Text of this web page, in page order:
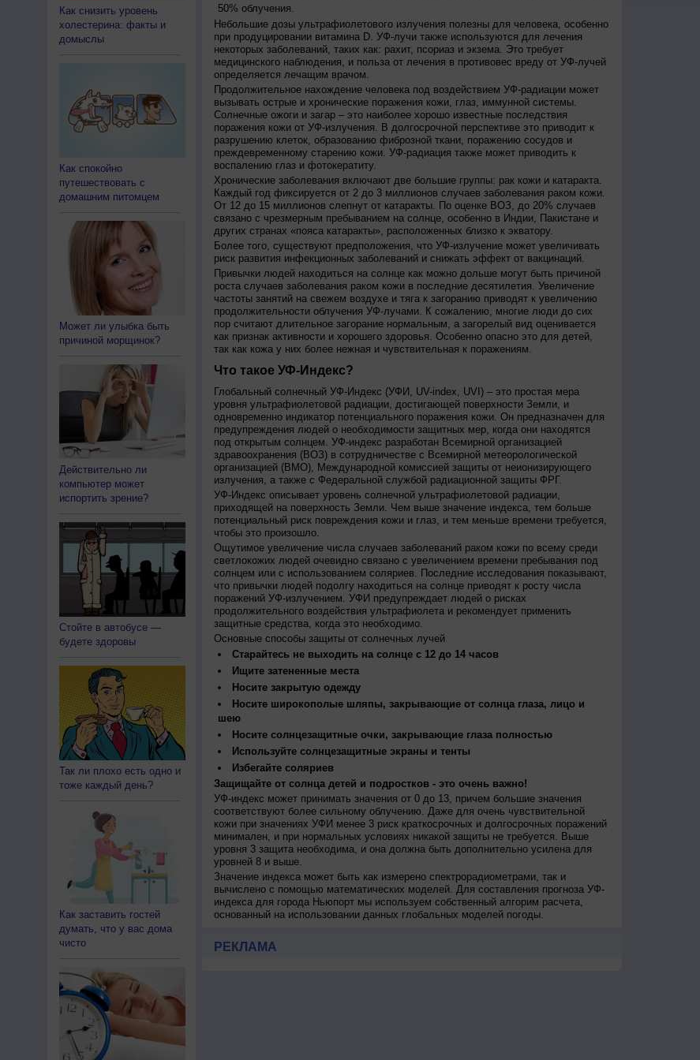
Как снизить уровень
холестерина: факты и
домыслы
Как спокойно
путешествовать с
домашним питомцем
Может ли улыбка быть
причиной морщинок?
Действительно ли
компьютер может
испортить зрение?
Стойте в автобусе —
будете здоровы
Так ли плохо есть одно и
тоже каждый день?
Как заставить гостей
думать, что у вас дома
чисто
50% облучения.
Небольшие дозы ультрафиолетового излучения полезны для человека, особенно
при продуцировании витамина D. УФ-лучи также используются для лечения
некоторых заболеваний, таких как: рахит, псориаз и экзема. Это требует
медицинского наблюдения, и польза от лечения в противовес вреду от УФ-лучей
определяется лечащим врачом.
Продолжительное нахождение человека под воздействием УФ-радиации может
вызывать острые и хронические поражения кожи, глаз, иммунной системы.
Солнечные ожоги и загар – это наиболее хорошо известные последствия
поражения кожи от УФ-излучения. В долгосрочной перспективе это приводит к
разрушению клеток, образованию фиброзной ткани, поражению сосудов и
преждевременному старению кожи. УФ-радиация также может приводить к
воспалению глаз и фотокератиту.
Хронические заболевания включают две большие группы: рак кожи и катаракта.
Каждый год фиксируется от 2 до 3 миллионов случаев заболевания раком кожи.
От 12 до 15 миллионов слепнут от катаракты. По оценке ВОЗ, до 20% случаев
связано с чрезмерным пребыванием на солнце, особенно в Индии, Пакистане и
других странах «пояса катаракты», расположенных близко к экватору.
Более того, существуют предположения, что УФ-излучение может увеличивать
риск развития инфекционных заболеваний и снижать эффект от вакцинаций.
Привычки людей находиться на солнце как можно дольше могут быть причиной
роста случаев заболевания раком кожи в последние десятилетия. Увеличение
частоты занятий на свежем воздухе и тяга к загоранию приводят к увеличению
продолжительности облучения УФ-лучами. К сожалению, многие люди до сих
пор считают длительное загорание нормальным, а загорелый вид оценивается
как признак активности и хорошего здоровья. Особенно опасно это для детей,
так как кожа у них более нежная и чувствительная к поражениям.
Что такое УФ-Индекс?
Глобальный солнечный УФ-Индекс (УФИ, UV-index, UVI) – это простая мера
уровня ультрафиолетовой радиации, достигающей поверхности Земли, и
одновременно индикатор потенциального поражения кожи. Он предназначен для
предупреждения людей о необходимости защитных мер, когда они находятся
под открытым солнцем. УФ-индекс разработан Всемирной организацией
здравоохранения (ВОЗ) в сотрудничестве с Всемирной метеорологической
организацией (ВМО), Международной комиссией защиты от неионизирующего
излучения, а также с Федеральной службой радиационной защиты ФРГ.
УФ-Индекс описывает уровень солнечной ультрафиолетовой радиации,
приходящей на поверхность Земли. Чем выше значение индекса, тем больше
потенциальный риск повреждения кожи и глаз, и тем меньше времени требуется,
чтобы это произошло.
Ощутимое увеличение числа случаев заболеваний раком кожи по всему среди
светлокожих людей очевидно связано с увеличением времени пребывания под
солнцем или с использованием соляриев. Последние исследования показывают,
что привычки людей подолгу находиться на солнце приводят к росту числа
поражений УФ-излучением. УФИ предупреждает людей о рисках
продолжительного воздействия ультрафиолета и рекомендует применить
защитные средства, когда это необходимо.
Основные способы защиты от солнечных лучей
Старайтесь не выходить на солнце с 12 до 14 часов
Ищите затененные места
Носите закрытую одежду
Носите широкополые шляпы, закрывающие от солнца глаза, лицо и
шею
Носите солнцезащитные очки, закрывающие глаза полностью
Используйте солнцезащитные экраны и тенты
Избегайте соляриев
Защищайте от солнца детей и подростков - это очень важно!
УФ-индекс может принимать значения от 0 до 13, причем большие значения
соответствуют более сильному облучению. Даже для очень чувствительной
кожи при значениях УФИ менее 3 риск краткосрочных и долгосрочных поражений
минимален, и при нормальных условиях никакой защиты не требуется. Выше
уровня 3 защита необходима, и она должна быть дополнительно усилена для
уровней 8 и выше.
Значение индекса может быть как измерено спектрорадиометрами, так и
вычислено с помощью математических моделей. Для составления прогноза УФ-
индекса для города Ньюпорт мы используем собственный алгорим расчета,
основанный на использовании данных глобальных моделей погоды.
РЕКЛАМА